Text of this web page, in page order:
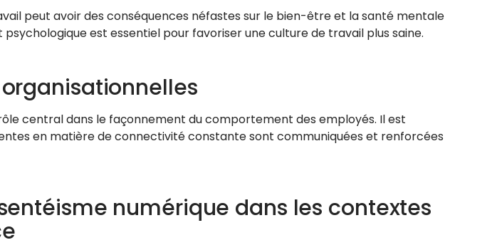
peut avoir des conséquences néfastes sur le bien-être et la santé mentale
est essentiel pour favoriser une culture de travail plus saine.
central dans le façonnement du comportement des employés. Il est
en matière de connectivité constante sont communiquées et renforcées
numérique dans les contextes